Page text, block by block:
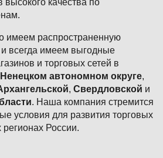
высокого качества по
имеем распространенную
всегда имеем выгодные
и торговых сетей в
автономном округе,
, Свердловской и
. Наша компания стремится
условия для развития торговых
России.